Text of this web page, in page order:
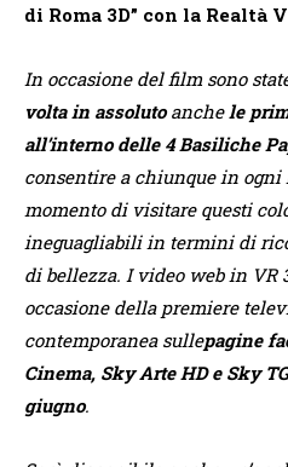
di Roma 3D” con la Realtà
In occasione del film sono
volta in assolutoanchele
all’interno delle 4 Basiliche
consentire a chiunque in ogni
momento di visitare questi
ineguagliabili in termini di
di bellezza. I video web in VR
occasione della premiere
contemporanea sullepagine
Cinema, Sky Arte HD e Sky
giugno.